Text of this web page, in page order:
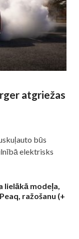
atgriežas
būs
elektrisks
lielākā modeļa,
ražošanu (+